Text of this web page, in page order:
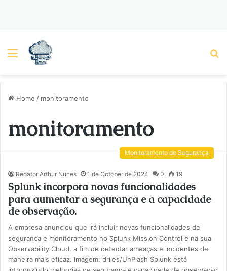
Menu
Home / monitoramento
monitoramento
Monitoramento de Segurança
Redator Arthur Nunes 1 de October de 2024 0 19
Splunk incorpora novas funcionalidades
para aumentar a segurança e a capacidade
de observação.
A empresa anunciou que irá incluir novas funcionalidades de
segurança e monitoramento no Splunk Mission Control e na sua
Observability Cloud, a fim de detectar ameaças e incidentes de
maneira mais eficaz. Imagem: driles/UnPlash Splunk está